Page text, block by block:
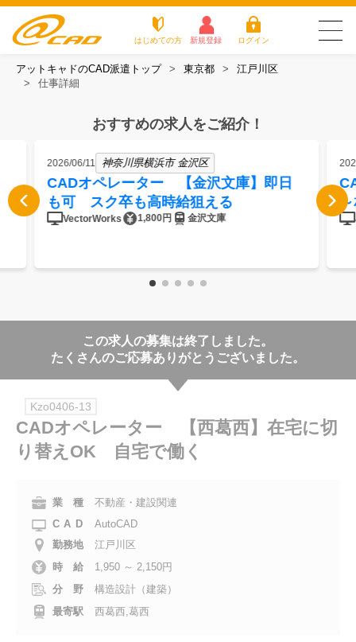
はじめての方 新規登録 ログイン
アットキャドが選ばれる3つの理由
派遣がはじめての方
お仕事を探す
お電話でのお問い合わせ
東 京 0120-630-660 大 阪
名古屋 0120-960-379
電話受付：平日 9:15～19:00
アットキャドが選
方
探す
ム
アットキャドのCAD派遣トップ 東京都
江戸川区
仕事詳細
おすすめの求人をご紹介！
2026/06/11 神奈川県横浜市 金沢区
CADオペレーター 【金沢文庫】即日
も可 スク卒も高時給狙える
VectorWorks 1,800円 金沢文庫
この求人の募集は終了しました。
たくさんのご応募ありがとうございました。
Kzo0406-13
CADオペレーター 【西葛西】在宅に切
り替えOK 自宅で働く
業 種
不動産・建設関連
CAD
AutoCAD
勤務地
江戸川区
時 給
1,950 ～ 2,150円
分 野
構造設計（建築）
最寄駅
西葛西,葛西